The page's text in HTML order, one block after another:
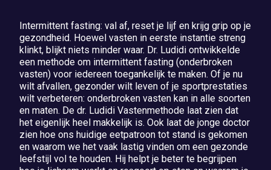
Intermittent fasting: val af, reset je lijf en krijg grip op je
gezondheid. Hoewel vasten in eerste instantie streng
klinkt, blijkt niets minder waar. Dr. Ludidi ontwikkelde
een methode om intermittent fasting (onderbroken
vasten) voor iedereen toegankelijk te maken. Of je nu
wilt afvallen, gezonder wilt leven of je sportprestaties
wilt verbeteren: onderbroken vasten kan in alle soorten
en maten. De dr. Ludidi Vastenmethode laat zien dat
het eigenlijk heel makkelijk is. Ook laat de jonge doctor
zien hoe ons huidige eetpatroon tot stand is gekomen
en waarom we het vaak lastig vinden om een gezonde
leefstijl vol te houden. Hij helpt je beter te begrijpen